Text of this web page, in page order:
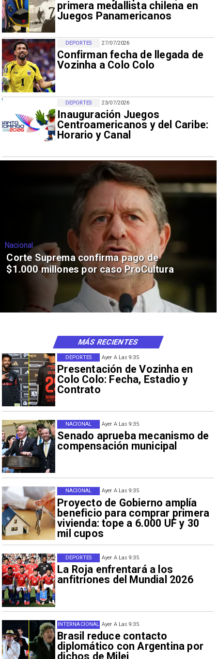
primera medallista chilena en
Juegos Panamericanos
27/07/2026
Confirman fecha de llegada de
Vozinha a Colo Colo
DEPORTES
23/07/2026
Inauguración Juegos
Centroamericanos y del Caribe:
Horario y Canal
DEPORTES
Nacional
Corte Suprema confirma pago de
$1.000 millones por caso ProCultura
Ayer A Las 9:35
Presentación de Vozinha en
Colo Colo: Fecha, Estadio y
Contrato
DEPORTES
Ayer A Las 9:35
Senado aprueba mecanismo de
compensación municipal
NACIONAL
Ayer A Las 9:35
Proyecto de Gobierno amplía
beneficio para comprar primera
vivienda: tope a 6.000 UF y 30
mil cupos
NACIONAL
Ayer A Las 9:35
La Roja enfrentará a los
anfitriones del Mundial 2026
DEPORTES
Ayer A Las 9:35
Brasil reduce contacto
diplomático con Argentina por
dichos de Milei
INTERNACIONAL
MÁS RECIENTES